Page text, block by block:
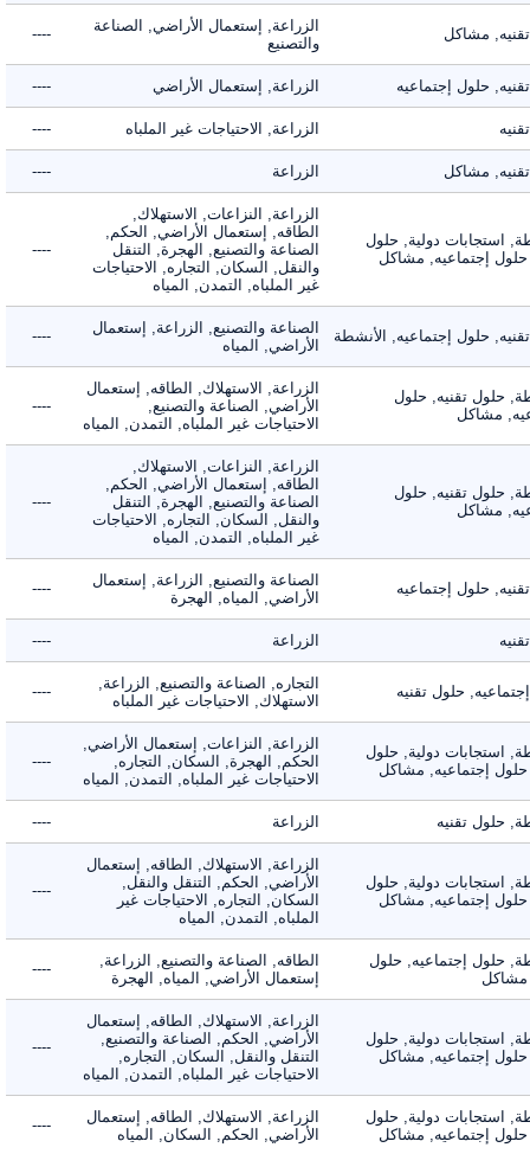
مشاكل
الزراعة, إستعمال الأراضي, الصناعة
والتصنيع
----
حلول إجتماعيه الزراعة, إستعمال الأراضي ----
الزراعة, الاحتياجات غير الملباه ----
مشاكل الزراعة ----
استجابات دولية, حلول
إجتماعيه, مشاكل
الزراعة, النزاعات, الاستهلاك,
الطاقه, إستعمال الأراضي, الحكم,
الصناعة والتصنيع, الهجرة, التنقل
والنقل, السكان, التجاره, الاحتياجات
غير الملباه, التمدن, المياه
----
حلول إجتماعيه, الأنشطة
الصناعة والتصنيع, الزراعة, إستعمال
الأراضي, المياه
----
حلول تقنيه, حلول
مشاكل
الزراعة, الاستهلاك, الطاقه, إستعمال
الأراضي, الصناعة والتصنيع,
الاحتياجات غير الملباه, التمدن, المياه
----
حلول تقنيه, حلول
مشاكل
الزراعة, النزاعات, الاستهلاك,
الطاقه, إستعمال الأراضي, الحكم,
الصناعة والتصنيع, الهجرة, التنقل
والنقل, السكان, التجاره, الاحتياجات
غير الملباه, التمدن, المياه
----
حلول إجتماعيه
الصناعة والتصنيع, الزراعة, إستعمال
الأراضي, المياه, الهجرة
----
الزراعة ----
حلول تقنيه
التجاره, الصناعة والتصنيع, الزراعة,
الاستهلاك, الاحتياجات غير الملباه
----
استجابات دولية, حلول
إجتماعيه, مشاكل
الزراعة, النزاعات, إستعمال الأراضي,
الحكم, الهجرة, السكان, التجاره,
الاحتياجات غير الملباه, التمدن, المياه
----
حلول تقنيه الزراعة ----
استجابات دولية, حلول
إجتماعيه, مشاكل
الزراعة, الاستهلاك, الطاقه, إستعمال
الأراضي, الحكم, التنقل والنقل,
السكان, التجاره, الاحتياجات غير
الملباه, التمدن, المياه
----
حلول إجتماعيه, حلول
الطاقه, الصناعة والتصنيع, الزراعة,
إستعمال الأراضي, المياه, الهجرة
----
استجابات دولية, حلول
إجتماعيه, مشاكل
الزراعة, الاستهلاك, الطاقه, إستعمال
الأراضي, الحكم, الصناعة والتصنيع,
التنقل والنقل, السكان, التجاره,
الاحتياجات غير الملباه, التمدن, المياه
----
استجابات دولية, حلول
إجتماعيه, مشاكل
الزراعة, الاستهلاك, الطاقه, إستعمال
الأراضي, الحكم, السكان, المياه
----